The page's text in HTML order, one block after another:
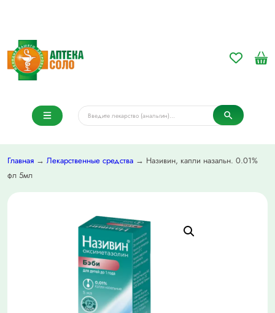
Главная → Лекарственные средства → Називин, капли назальн. 0.01%
фл 5мл